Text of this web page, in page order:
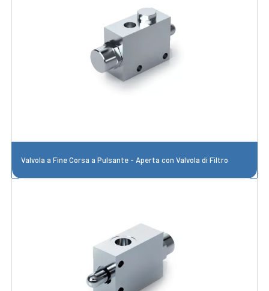
Valvola a Fine Corsa a Pulsante - Aperta con Valvola di Filtro